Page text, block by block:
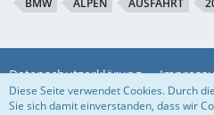
BMW ALPEN AUSFAHRT
Datenschutzerklärung
Diese Seite verwendet Cookies. Durch
Sie sich damit einverstanden, dass wir